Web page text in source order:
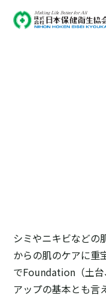
シミやニキビなどの
からの肌のケアに重
でFoundation（土台
アップの基本とも言